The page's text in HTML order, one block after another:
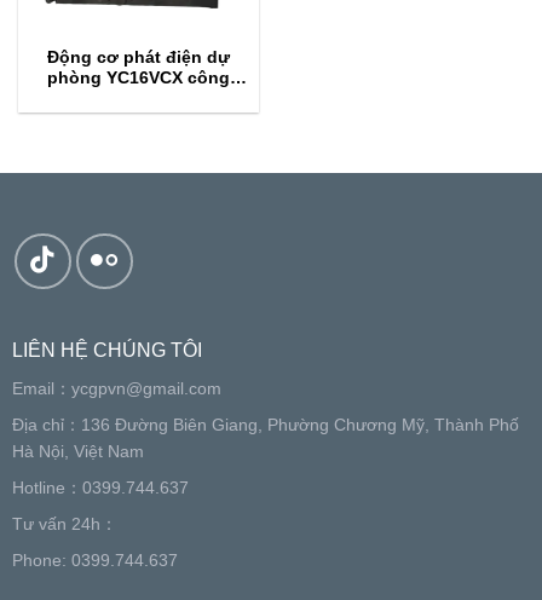
Động cơ phát điện dự
phòng YC16VCX công
LIÊN HỆ CHÚNG TÔI
Email： ycgpvn@gmail.com
Địa chỉ：136 Đường Biên Giang, Phường Chương Mỹ, Thành Phố
Hà Nội, Việt Nam
Hotline：0399.744.637
Tư vấn 24h：
Phone: 0399.744.637